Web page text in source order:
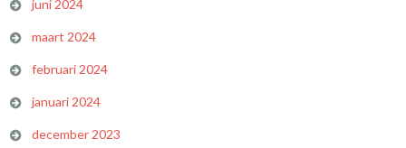
juni 2024
maart 2024
februari 2024
januari 2024
december 2023